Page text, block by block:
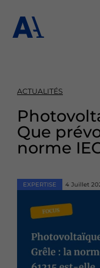
ACTUALITÉS
Que
norme
EXPERTISE 4 Juillet